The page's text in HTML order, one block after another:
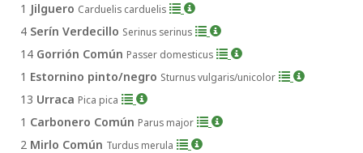
1 Jilguero Carduelis carduelis
4 Serín Verdecillo Serinus serinus
14 Gorrión Común Passer domesticus
1 Estornino pinto/negro Sturnus vulgaris/unicolor
13 Urraca Pica pica
1 Carbonero Común Parus major
2 Mirlo Común Turdus merula